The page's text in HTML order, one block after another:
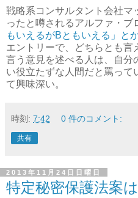
戦略系コンサルタント会社マ
ったと噂されるアルファ・ブ
もいえるがBともいえる」と
エントリーで、どちらとも言
言う意見を述べる人は、自分
い役立たずな人間だと罵って
て興味深い。
時刻: 7:42 0 件のコメント:
共有
2013年11月24日日曜日
特定秘密保護法案